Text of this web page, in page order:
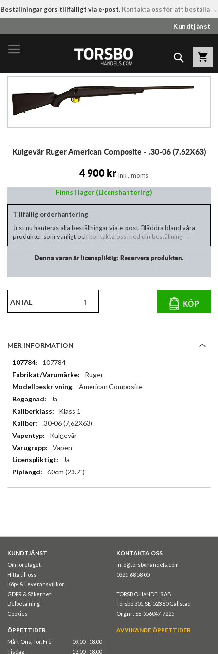
Beställningar görs tillfälligt via e-post. Kontakta oss för att beställa →
till
innehållet
Kundtjänst
Sök
slutet
av
bildgalleriet
tillKulgevär Ruger American Composite - .30-06 (7,62X63)
4 900 kr Inkl. moms
Finns i lager (Licenshantering)
Tillfällig orderhantering
Just nu hanteras alla beställningar via e-post. Bläddra bland våra
produkter som vanligt och kontakta oss med din beställning →
Denna varan är licenspliktig: Reservera produkten.
ANTAL KÖP
MER INFORMATION
Mer
information
107784
Ruger
American Composite
Ja
Klass 1
.30-06 (7,62X63)
Kulgevär
Vapen
Ja
60cm (23.7")
KUNDTJÄNST
Om företaget
Hitta till oss
Köp- & Leveransvillkor
GDPR & Säkerhet
Delbetalning
Cookies
KONTAKTA OSS
info@torsbohandels.com
0321-68 58 00
TORSBO HANDELS AB
Torsbo 301, SE-523 60 Gällstad
Org.nr: SE-556047-7225
ÖPPETTIDER
Mån, Ons, Tor, Fre
09.00 - 18.00
Tisdag
13.00 - 18.00
AVVIKANDE ÖPPETTIDER